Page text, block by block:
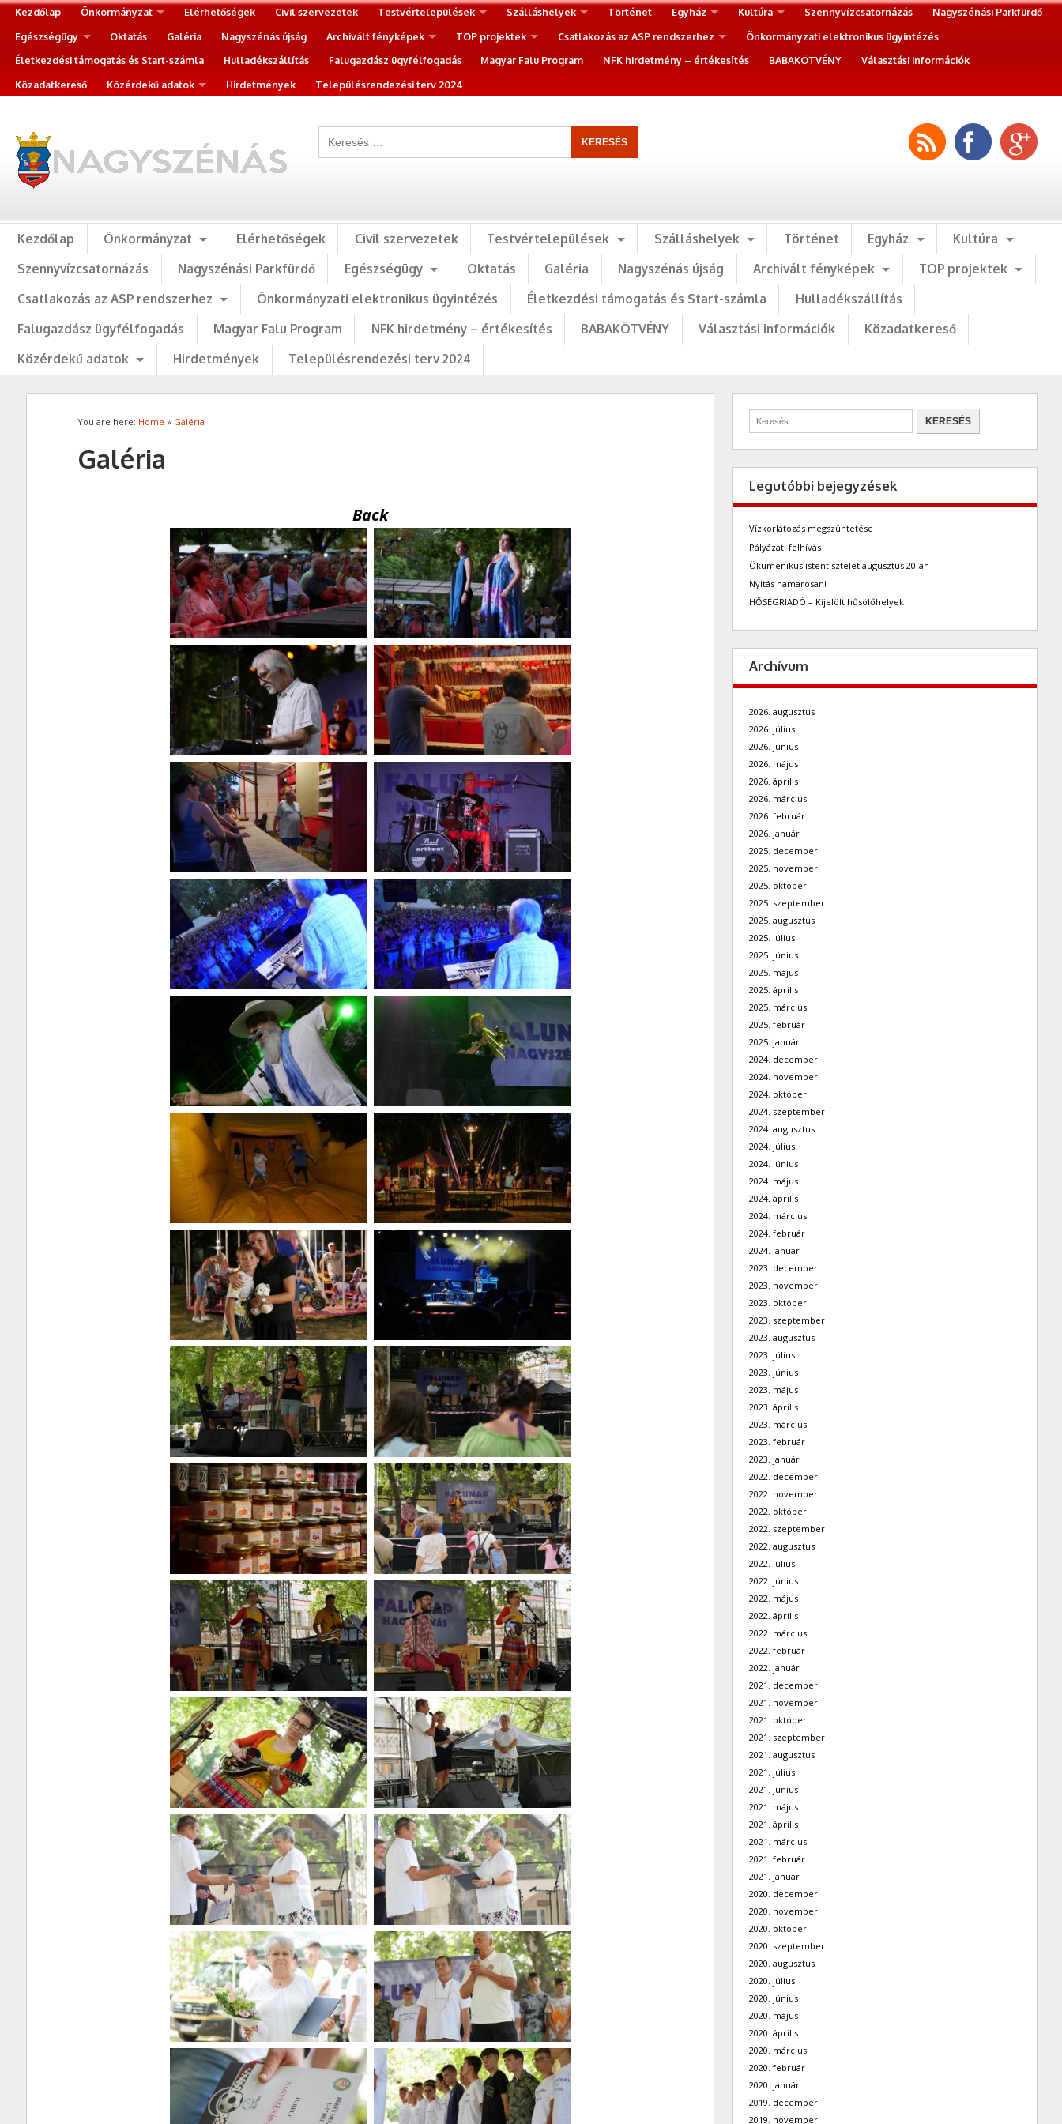
Kezdőlap Önkormányzat Elérhetőségek Civil szervezetek Testvértelepülések Szálláshelyek Történet Egyház Kultúra Szennyvízcsatornázás
Nagyszénási Parkfürdő
Egészségügy
Oktatás Galéria Nagyszénás újság Archivált fényképek TOP projektek Csatlakozás az ASP rendszerhez
Önkormányzati elektronikus ügyintézés
Életkezdési támogatás és Start-számla
Hulladékszállítás Falugazdász ügyfélfogadás Magyar Falu Program NFK hirdetmény – értékesítés BABAKÖTVÉNY
Választási információk
Közadatkereső
Közérdekű adatok Hirdetmények Településrendezési terv 2024
Kezdőlap Önkormányzat Elérhetőségek Civil szervezetek Testvértelepülések Szálláshelyek Történet Egyház
Kultúra
Szennyvízcsatornázás
Nagyszénási Parkfürdő Egészségügy Oktatás Galéria Nagyszénás újság Archivált fényképek
TOP projektek
Csatlakozás az ASP rendszerhez
Önkormányzati elektronikus ügyintézés Életkezdési támogatás és Start-számla
Hulladékszállítás
Falugazdász ügyfélfogadás
Magyar Falu Program NFK hirdetmény – értékesítés BABAKÖTVÉNY Választási információk
Közadatkereső
Közérdekű adatok
Hirdetmények Településrendezési terv 2024
You are here: Home » Galéria
Galéria
Back
Legutóbbi bejegyzések
Vízkorlátozás megszüntetése
Pályázati felhívás
Ökumenikus istentisztelet augusztus 20-án
Nyitás hamarosan!
HŐSÉGRIADÓ – Kijelölt hűsölőhelyek
Archívum
2026. augusztus
2026. július
2026. június
2026. május
2026. április
2026. március
2026. február
2026. január
2025. december
2025. november
2025. október
2025. szeptember
2025. augusztus
2025. július
2025. június
2025. május
2025. április
2025. március
2025. február
2025. január
2024. december
2024. november
2024. október
2024. szeptember
2024. augusztus
2024. július
2024. június
2024. május
2024. április
2024. március
2024. február
2024. január
2023. december
2023. november
2023. október
2023. szeptember
2023. augusztus
2023. július
2023. június
2023. május
2023. április
2023. március
2023. február
2023. január
2022. december
2022. november
2022. október
2022. szeptember
2022. augusztus
2022. július
2022. június
2022. május
2022. április
2022. március
2022. február
2022. január
2021. december
2021. november
2021. október
2021. szeptember
2021. augusztus
2021. július
2021. június
2021. május
2021. április
2021. március
2021. február
2021. január
2020. december
2020. november
2020. október
2020. szeptember
2020. augusztus
2020. július
2020. június
2020. május
2020. április
2020. március
2020. február
2020. január
2019. december
2019. november